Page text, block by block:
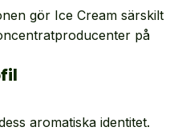
gör Ice Cream särskilt
på
aromatiska identitet.